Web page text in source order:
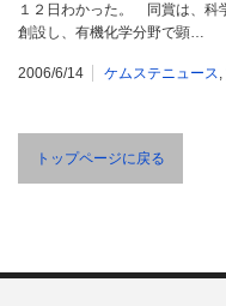
１２日わかった。 同賞は、科
創設し、有機化学分野で顕…
2006/6/14 ケムステニュース,
トップページに戻る